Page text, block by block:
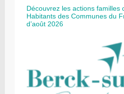
Découvrez les actions familles
Habitants des Communes du
d’août 2026